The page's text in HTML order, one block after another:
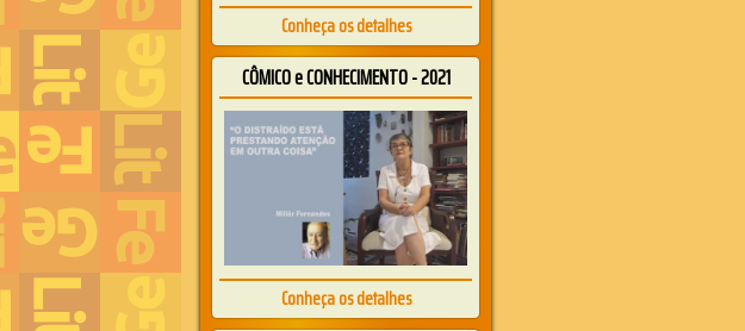
Conheça os detalhes
CÔMICO e CONHECIMENTO - 2021
Conheça os detalhes